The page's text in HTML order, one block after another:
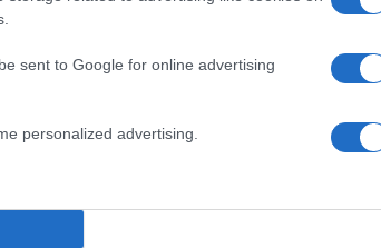
sent to Google for online advertising
personalized advertising.
24ωρης λειτουργιάς, 1075
ακινητοποίησης
τα τελευταία 46 χλμ. του